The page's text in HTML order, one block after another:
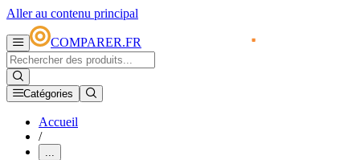
Aller au contenu principal
COMPARER.FR
Catégories
Accueil
/
...